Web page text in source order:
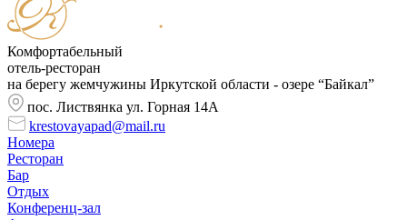
Комфортабельный
отель-ресторан
на берегу жемчужины Иркутской области - озере “Байкал”
пос. Листвянка ул. Горная 14А
krestovayapad@mail.ru
Номера
Ресторан
Бар
Отдых
Конференц-зал